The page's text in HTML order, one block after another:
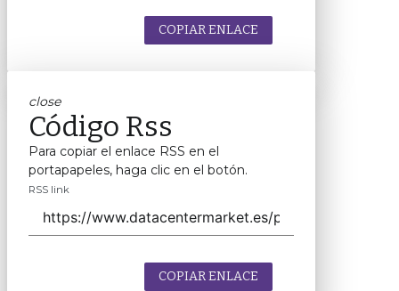
COPIAR ENLACE
close
Código Rss
Para copiar el enlace RSS en el
portapapeles, haga clic en el botón.
RSS link
COPIAR ENLACE